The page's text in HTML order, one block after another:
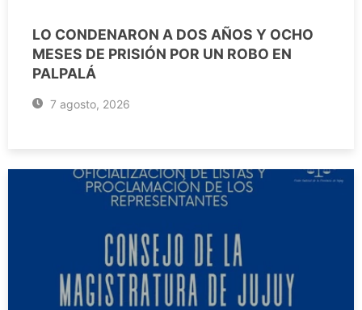
LO CONDENARON A DOS AÑOS Y OCHO
MESES DE PRISIÓN POR UN ROBO EN
PALPALÁ
7 agosto, 2026